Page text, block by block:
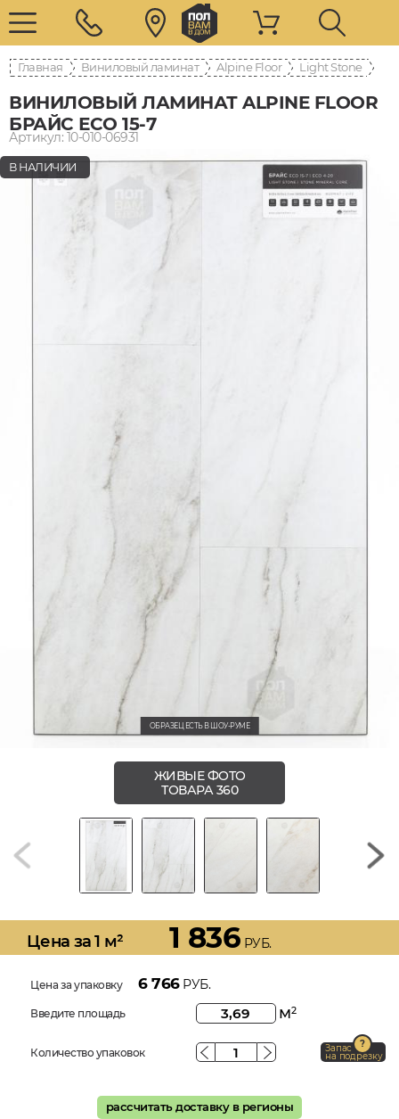
Главная Виниловый ламинат Alpine Floor Light Stone
ВИНИЛОВЫЙ ЛАМИНАТ ALPINE FLOOR
БРАЙС ЕСО 15-7
Артикул: 10-010-06931
В НАЛИЧИИ
ОБРАЗЕЦ ЕСТЬ В ШОУ-РУМЕ
ЖИВЫЕ ФОТО
ТОВАРА 360
Цена за 1 м² 1 836 РУБ.
Цена за упаковку 6 766РУБ.
Введите площадь м2
Количество упаковок Запас
на подрезку
рассчитать доставку в регионы